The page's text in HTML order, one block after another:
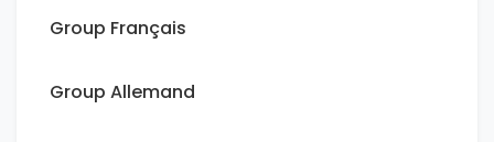
Group Français
Group Allemand